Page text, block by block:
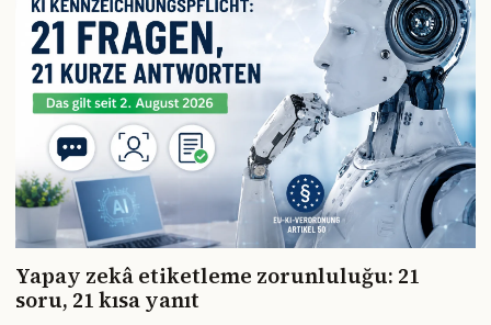
Yapay zekâ etiketleme zorunluluğu: 21
soru, 21 kısa yanıt